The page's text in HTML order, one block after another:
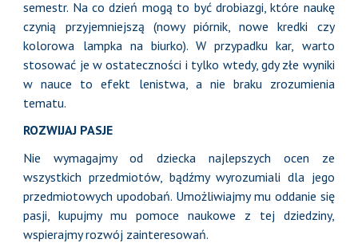
semestr. Na co dzień mogą to być drobiazgi, które naukę
czynią przyjemniejszą (nowy piórnik, nowe kredki czy
kolorowa lampka na biurko). W przypadku kar, warto
stosować je w ostateczności i tylko wtedy, gdy złe wyniki
w nauce to efekt lenistwa, a nie braku zrozumienia
tematu.
ROZWIJAJ PASJE
Nie wymagajmy od dziecka najlepszych ocen ze
wszystkich przedmiotów, bądźmy wyrozumiali dla jego
przedmiotowych upodobań. Umożliwiajmy mu oddanie się
pasji, kupujmy mu pomoce naukowe z tej dziedziny,
wspierajmy rozwój zainteresowań.